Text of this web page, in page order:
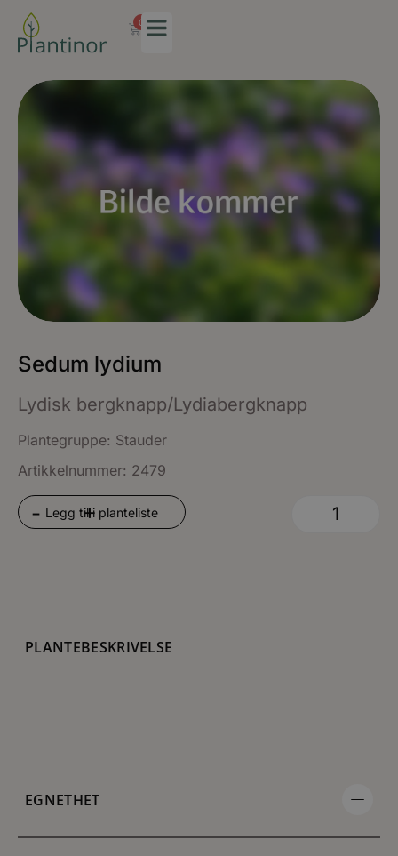
0
Sedum lydium
Lydisk bergknapp/Lydiabergknapp
Plantegruppe: Stauder
Artikkelnummer: 2479
- +
Legg til i planteliste
PLANTEBESKRIVELSE
EGNETHET